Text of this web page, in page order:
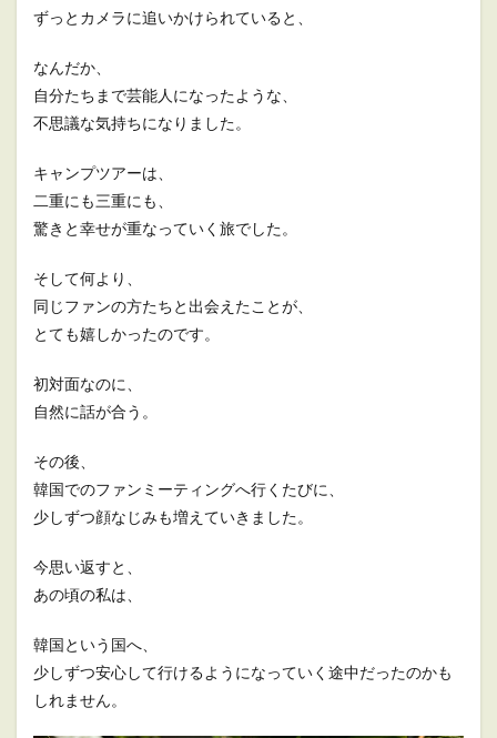
ずっとカメラに追いかけられていると、
なんだか、
自分たちまで芸能人になったような、
不思議な気持ちになりました。
キャンプツアーは、
二重にも三重にも、
驚きと幸せが重なっていく旅でした。
そして何より、
同じファンの方たちと出会えたことが、
とても嬉しかったのです。
初対面なのに、
自然に話が合う。
その後、
韓国でのファンミーティングへ行くたびに、
少しずつ顔なじみも増えていきました。
今思い返すと、
あの頃の私は、
韓国という国へ、
少しずつ安心して行けるようになっていく途中だったのかも
しれません。